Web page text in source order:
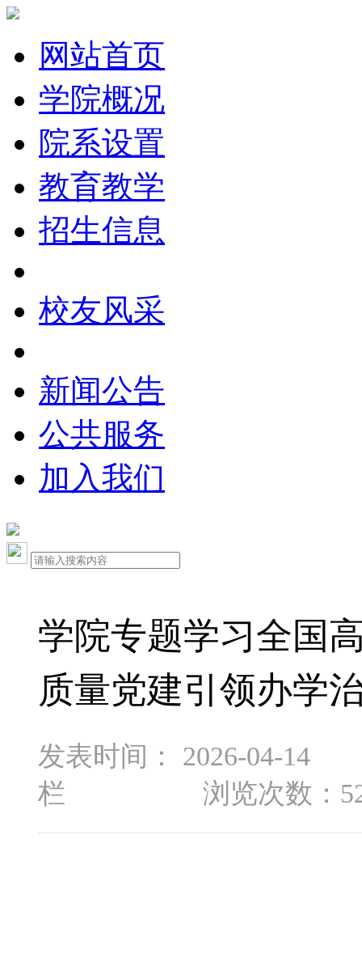
网站首页
学院概况
院系设置
教育教学
招生信息
校友风采
新闻公告
公共服务
加入我们
学院专题学习全国
质量党建引领办学
发表时间： 2026-
栏 浏览次数：